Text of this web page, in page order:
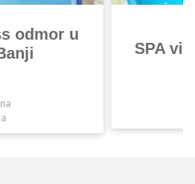
odmor u
SPA